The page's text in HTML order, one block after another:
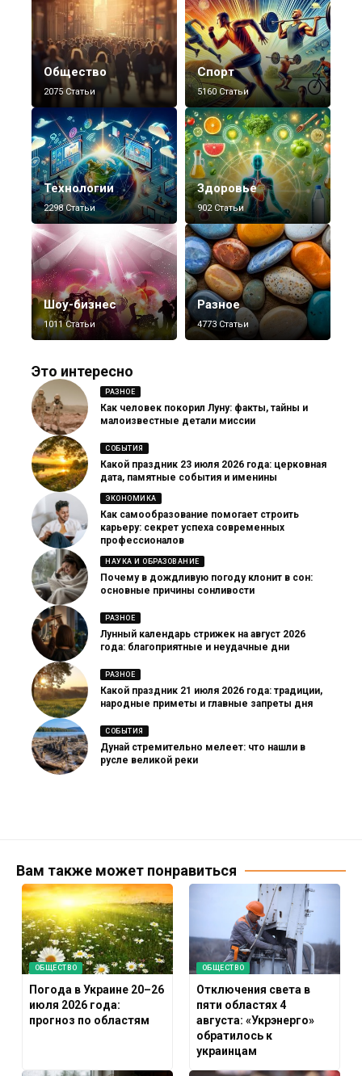
Общество
2075 Статьи
Спорт
5160 Статьи
Технологии
2298 Статьи
Здоровье
902 Статьи
Шоу-бизнес
1011 Статьи
Разное
4773 Статьи
Это интересно
РАЗНОЕ
Как человек покорил Луну: факты, тайны и
малоизвестные детали миссии
СОБЫТИЯ
Какой праздник 23 июля 2026 года: церковная
дата, памятные события и именины
ЭКОНОМИКА
Как самообразование помогает строить
карьеру: секрет успеха современных
профессионалов
НАУКА И ОБРАЗОВАНИЕ
Почему в дождливую погоду клонит в сон:
основные причины сонливости
РАЗНОЕ
Лунный календарь стрижек на август 2026
года: благоприятные и неудачные дни
РАЗНОЕ
Какой праздник 21 июля 2026 года: традиции,
народные приметы и главные запреты дня
СОБЫТИЯ
Дунай стремительно мелеет: что нашли в
русле великой реки
Вам также может понравиться
ОБЩЕСТВО
Погода в Украине 20–26
июля 2026 года:
прогноз по областям
ОБЩЕСТВО
Отключения света в
пяти областях 4
августа: «Укрэнерго»
обратилось к
украинцам